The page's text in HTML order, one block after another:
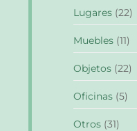
Lugares (22)
Muebles (11)
Objetos (22)
Oficinas (5)
Otros (31)